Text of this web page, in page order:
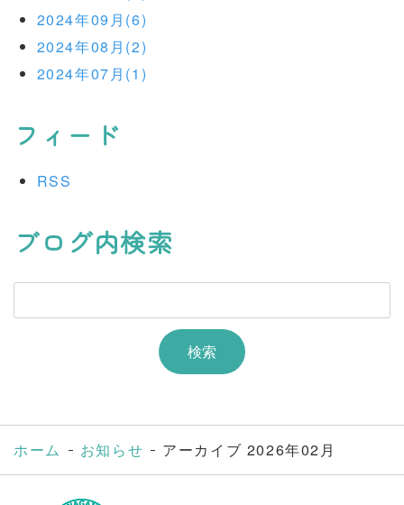
2024年09月(6)
2024年08月(2)
2024年07月(1)
フィード
RSS
ブログ内検索
ホーム お知らせ アーカイブ 2026年02月